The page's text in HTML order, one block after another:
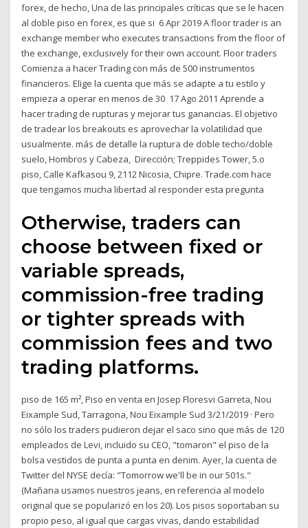
forex, de hecho, Una de las principales críticas que se le hacen
al doble piso en forex, es que si 6 Apr 2019 A floor trader is an
exchange member who executes transactions from the floor of
the exchange, exclusively for their own account. Floor traders
Comienza a hacer Trading con más de 500 instrumentos
financieros. Elige la cuenta que más se adapte a tu estilo y
empieza a operar en menos de 30 17 Ago 2011 Aprende a
hacer trading de rupturas y mejorar tus ganancias. El objetivo
de tradear los breakouts es aprovechar la volatilidad que
usualmente. más de detalle la ruptura de doble techo/doble
suelo, Hombros y Cabeza, Dirección; Treppides Tower, 5.o
piso, Calle Kafkasou 9, 2112 Nicosia, Chipre. Trade.com hace
que tengamos mucha libertad al responder esta pregunta
Otherwise, traders can
choose between fixed or
variable spreads,
commission-free trading
or tighter spreads with
commission fees and two
trading platforms.
piso de 165 m², Piso en venta en Josep Floresvi Garreta, Nou
Eixample Sud, Tarragona, Nou Eixample Sud 3/21/2019 · Pero
no sólo los traders pudieron dejar el saco sino que más de 120
empleados de Levi, incluido su CEO, "tomaron" el piso de la
bolsa vestidos de punta a punta en denim. Ayer, la cuenta de
Twitter del NYSE decía: "Tomorrow we'll be in our 501s."
(Mañana usamos nuestros jeans, en referencia al modelo
original que se popularizó en los 20). Los pisos soportaban su
propio peso, al igual que cargas vivas, dando estabilidad